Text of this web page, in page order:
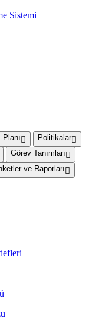
Sistemi
Politikalar
Görev Tanımları
ve Raporları